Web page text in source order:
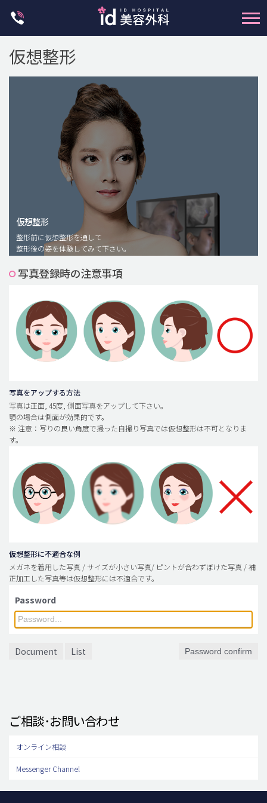
脂肪注入(アンチエイジング)
豊胸手術・バストアップ
プチ整形
メンズ整形
idリアルストーリー
idニュース
安全整形
料金一覧
ご相談のお問い合わせ
仮想整形
仮想整形
整形前に仮想整形を通して
整形後の姿を体験してみて下さい。
写真登録時の注意事項
写真をアップする方法
写真は正面, 45度, 側面写真をアップして下さい。
顎の場合は側面が効果的です。
※ 注意：写りの良い角度で撮った自撮り写真では仮想整形は不可となりま
す。
仮想整形に不適合な例
メガネを着用した写真 / サイズが小さい写真/ ピントが合わずぼけた写真 / 補
正加工した写真等は仮想整形には不適合です。
Password
Document List Password confirm
ご相談･お問い合わせ
オンライン相談
Messenger Channel